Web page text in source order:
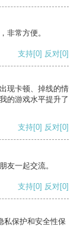
非常方便。
支持[0] 反对[0]
现卡顿、掉线的情
的游戏水平提升了
支持[0] 反对[0]
友一起交流。
支持[0] 反对[0]
私保护和安全性保